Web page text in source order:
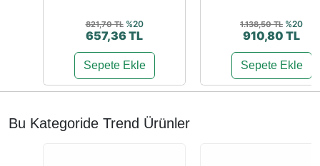
821,70 TL %20
657,36 TL
Sepete Ekle
1.138,50 TL %20
910,80 TL
Sepete Ekle
Bu Kategoride Trend Ürünler